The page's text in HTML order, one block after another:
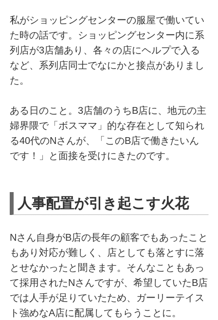
私がショッピングセンターの服屋で働いてい
た時の話です。ショッピングセンター内に系
列店が3店舗あり、各々の店にヘルプで入る
など、系列店同士でなにかと接点がありまし
た。
ある日のこと。3店舗のうちB店に、地元の主
婦界隈で「ボスママ」的な存在として知られ
る40代のNさんが、「このB店で働きたいん
です！」と面接を受けにきたのです。
人事配置が引き起こす火花
Nさん自身がB店の長年の顧客でもあったこと
もあり対応が難しく、店としても落とすに落
とせなかったと聞きます。そんなこともあっ
て採用されたNさんですが、希望していたB店
では人手が足りていたため、ガーリーテイス
ト強めなA店に配属してもらうことに。